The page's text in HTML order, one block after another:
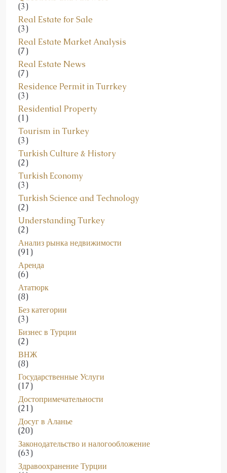
Real Estate for Sale
(3)
Real Estate Market Analysis
(7)
Real Estate News
(7)
Residence Permit in Turrkey
(3)
Residential Property
(1)
Tourism in Turkey
(3)
Turkish Culture & History
(2)
Turkish Economy
(3)
Turkish Science and Technology
(2)
Understanding Turkey
(2)
Анализ рынка недвижимости
(91)
Аренда
(6)
Ататюрк
(8)
Без категории
(3)
Бизнес в Турции
(2)
ВНЖ
(8)
Государственные Услуги
(17)
Достопримечательности
(21)
Досуг в Аланье
(20)
Законодательство и налогообложение
(63)
Здравоохранение Турции
(6)